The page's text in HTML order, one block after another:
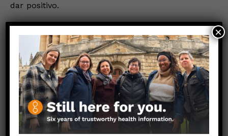
dar positivo.
Las políticas de salud pública implican
compensaciones difíciles y, a menudo, requieren
trabajar con información incompleta y en
constante evolución. Las políticas del Reino
Unido, por ejemplo, fueron implementadas a
partir de los resultados arrojados por modelos
que estimaron que, en ausencia de pruebas,
aproximadamente 3 de cada 10 personas que
suspenden su aislamiento después del día 5
×